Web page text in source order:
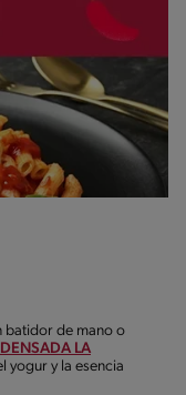
batidor de mano o
LA
yogur y la esencia